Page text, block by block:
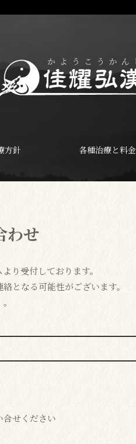
方針 各種治療と料金
わせ
り受付しております。
となる可能性がございます。
せください